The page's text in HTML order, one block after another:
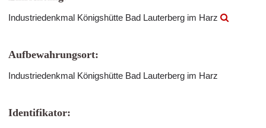
Industriedenkmal Königshütte Bad Lauterberg im Harz
Aufbewahrungsort:
Industriedenkmal Königshütte Bad Lauterberg im Harz
Identifikator: